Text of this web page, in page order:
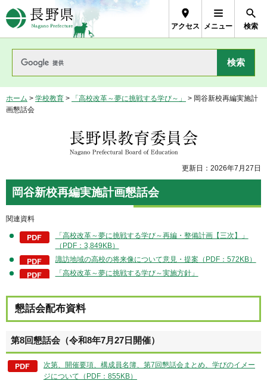
長野県Nagano Prefecture
アクセス メニュー 検索
ホーム > 学校教育 > 「高校改革～夢に挑戦する学び～」
> 岡谷新校再編実施計
画懇話会
長野県教育委員会
更新日：2026年7月27日
岡谷新校再編実施計画懇話会
関連資料
「高校改革～夢に挑戦する学び～再編・整備計画【三次】」
（PDF：3,849KB）
諏訪地域の高校の将来像について意見・提案（PDF：572KB）
「高校改革～夢に挑戦する学び～実施方針」
懇話会配布資料
第8回懇話会（令和8年7月27日開催）
次第、開催要項、構成員名簿、第7回懇話会まとめ、学びのイメー
ジについて（PDF：855KB）